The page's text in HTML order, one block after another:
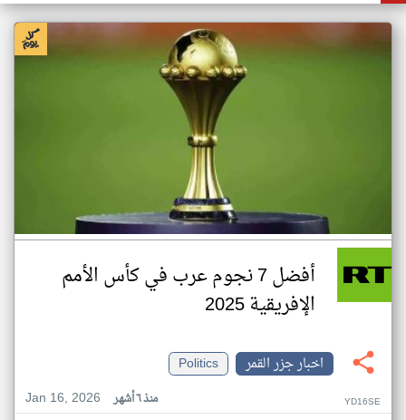
أفضل 7 نجوم عرب في كأس الأمم
الإفريقية 2025
اخبار جزر القمر
Politics
Jan 16, 2026
منذ ٦ أشهر YD16SE